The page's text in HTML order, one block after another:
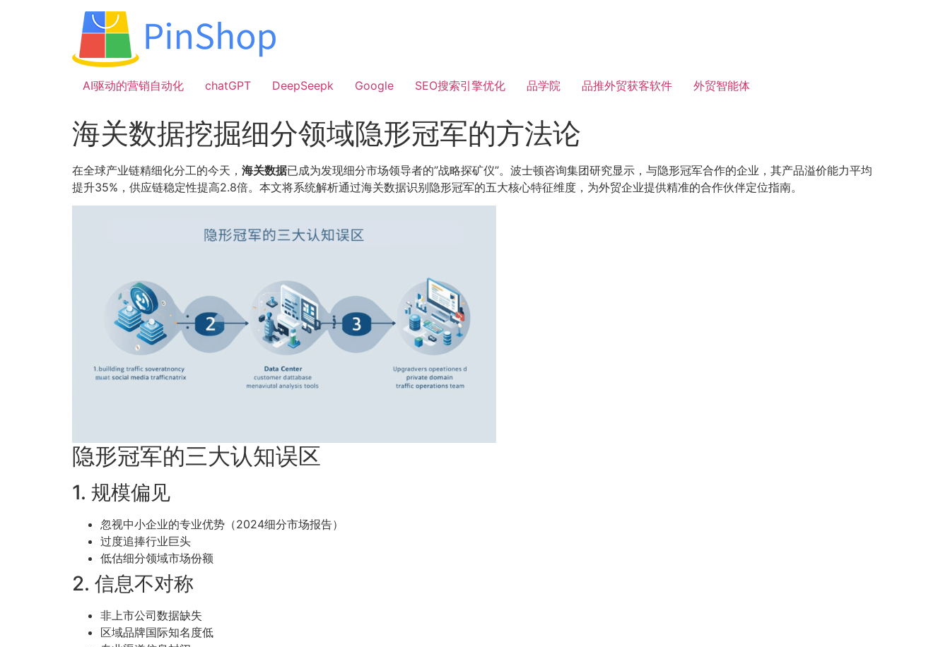
AI驱动的营销自动化
chatGPT DeepSeepk Google SEO搜索引擎优化 品学院 品推外贸获客软件 外贸智能体
海关数据挖掘细分领域隐形冠军的方法论
在全球产业链精细化分工的今天， 海关数据已成为发现细分市场领导者的”战略探矿仪”。波士顿咨询集团研究显示，与隐形冠军合作的企业，其产品溢价能力平均
提升35%，供应链稳定性提高2.8倍。本文将系统解析通过海关数据识别隐形冠军的五大核心特征维度，为外贸企业提供精准的合作伙伴定位指南。
隐形冠军的三大认知误区
1. 规模偏见
忽视中小企业的专业优势（2024细分市场报告）
过度追捧行业巨头
低估细分领域市场份额
2. 信息不对称
非上市公司数据缺失
区域品牌国际知名度低